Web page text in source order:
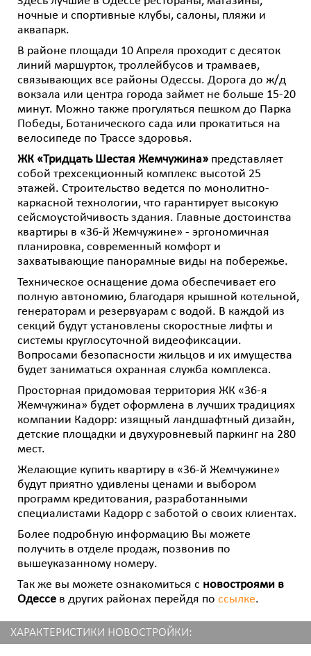
ночные и спортивные клубы, салоны, пляжи и
аквапарк.
В районе площади 10 Апреля проходит с десяток
линий маршурток, троллейбусов и трамваев,
связывающих все районы Одессы. Дорога до ж/д
вокзала или центра города займет не больше 15-20
минут. Можно также прогуляться пешком до Парка
Победы, Ботанического сада или прокатиться на
велосипеде по Трассе здоровья.
ЖК «Тридцать Шестая Жемчужина» представляет
собой трехсекционный комплекс высотой 25
этажей. Строительство ведется по монолитно-
каркасной технологии, что гарантирует высокую
сейсмоустойчивость здания. Главные достоинства
квартиры в «36-й Жемчужине» - эргономичная
планировка, современный комфорт и
захватывающие панорамные виды на побережье.
Техническое оснащение дома обеспечивает его
полную автономию, благодаря крышной котельной,
генераторам и резервуарам с водой. В каждой из
секций будут установлены скоростные лифты и
системы круглосуточной видеофиксации.
Вопросами безопасности жильцов и их имущества
будет заниматься охранная служба комплекса.
Просторная придомовая территория ЖК «36-я
Жемчужина» будет оформлена в лучших традициях
компании Кадорр: изящный ландшафтный дизайн,
детские площадки и двухуровневый паркинг на 280
мест.
Желающие купить квартиру в «36-й Жемчужине»
будут приятно удивлены ценами и выбором
программ кредитования, разработанными
специалистами Кадорр с заботой о своих клиентах.
Более подробную информацию Вы можете
получить в отделе продаж, позвонив по
вышеуказанному номеру.
Так же вы можете ознакомиться с новостроями в
Одессе в других районах перейдя по ссылке.
ХАРАКТЕРИСТИКИ НОВОСТРОЙКИ: